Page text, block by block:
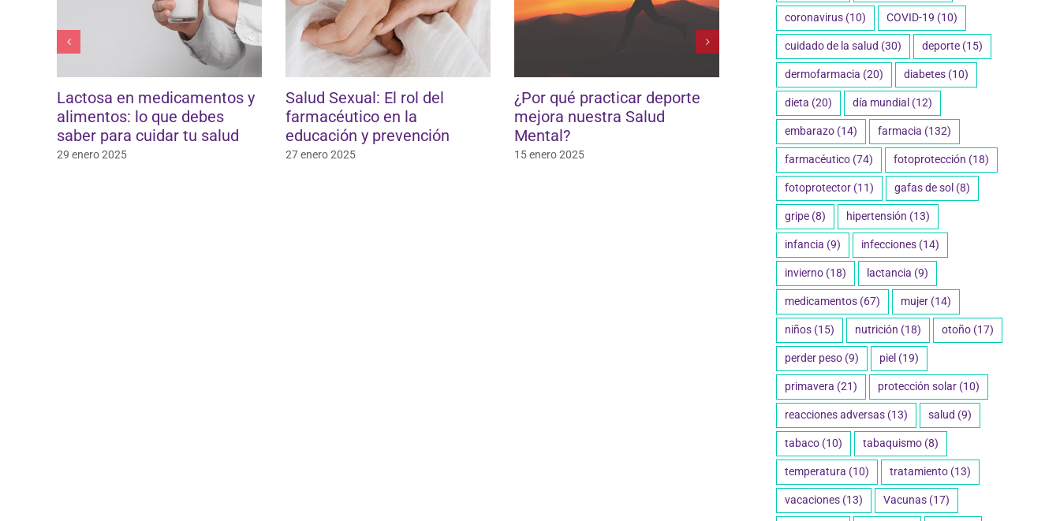
Lactosa en medicamentos y
alimentos: lo que debes
saber para cuidar tu salud
29 enero 2025
Salud Sexual: El rol del
farmacéutico en la
educación y prevención
27 enero 2025
¿Por qué practicar deporte
mejora nuestra Salud
Mental?
15 enero 2025
coronavirus (10) COVID-19 (10)
cuidado de la salud (30) deporte (15)
dermofarmacia (20) diabetes (10)
dieta (20) día mundial (12)
embarazo (14) farmacia (132)
farmacéutico (74) fotoprotección (18)
fotoprotector (11) gafas de sol (8)
gripe (8) hipertensión (13)
infancia (9) infecciones (14)
invierno (18) lactancia (9)
medicamentos (67) mujer (14)
niños (15) nutrición (18) otoño (17)
perder peso (9) piel (19)
primavera (21) protección solar (10)
reacciones adversas (13) salud (9)
tabaco (10) tabaquismo (8)
temperatura (10) tratamiento (13)
vacaciones (13) Vacunas (17)